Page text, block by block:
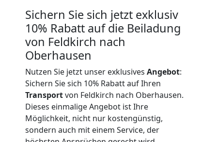
Sichern Sie sich jetzt exklusiv
10% Rabatt auf die Beiladung
von Feldkirch nach
Oberhausen
Nutzen Sie jetzt unser exklusives Angebot:
Sichern Sie sich 10% Rabatt auf Ihren
Transportvon Feldkirch nach Oberhausen.
Dieses einmalige Angebot ist Ihre
Möglichkeit, nicht nur kostengünstig,
sondern auch mit einem Service, der
Tragehilfe
Feldkirch
Kleiner
Umzug
Feldkirch